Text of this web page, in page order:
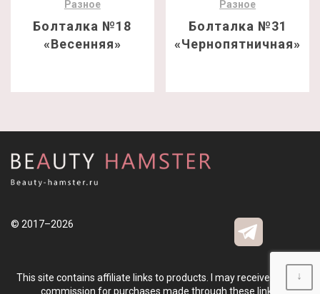
Разное
Болталка №18
«Весенняя»
Разное
Болталка №31
«Чернопятничная»
© 2017–2026
This site contains affiliate links to products. I may receive a small
commission for purchases made through these links.
↓